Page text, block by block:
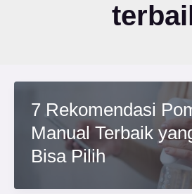
7 Rekomendasi
Manual Terbaik
Bisa Pilih